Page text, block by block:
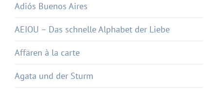
Adiós Buenos Aires
AEIOU – Das schnelle Alphabet der Liebe
Affären à la carte
Agata und der Sturm